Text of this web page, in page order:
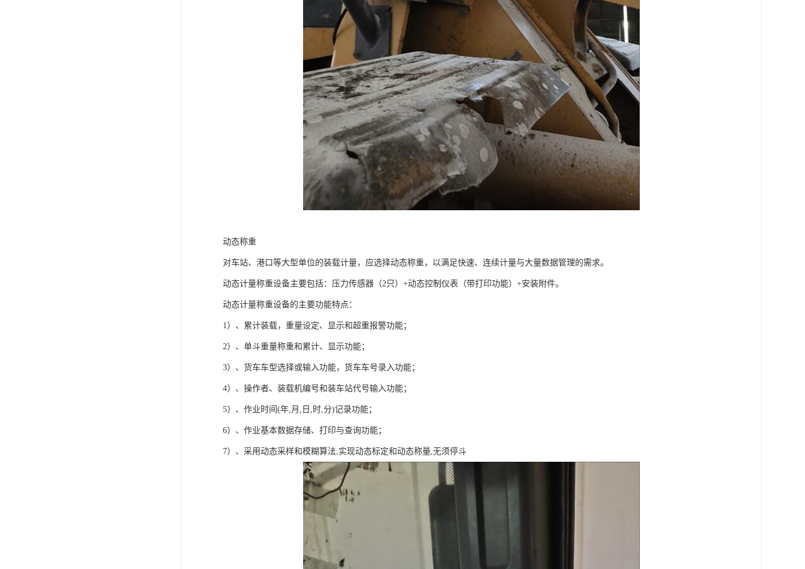
动态称重
对车站、港口等大型单位的装载计量，应选择动态称重，以满足快速、连续计量与大量数据管理的需求。
动态计量称重设备主要包括：压力传感器（2只）+动态控制仪表（带打印功能）+安装附件。
动态计量称重设备的主要功能特点：
1）、累计装载，重量设定、显示和超重报警功能；
2）、单斗重量称重和累计、显示功能；
3）、货车车型选择或输入功能，货车车号录入功能；
4）、操作者、装载机编号和装车站代号输入功能；
5）、作业时间(年,月,日,时,分)记录功能；
6）、作业基本数据存储、打印与查询功能；
7）、采用动态采样和模糊算法,实现动态标定和动态称量,无须停斗